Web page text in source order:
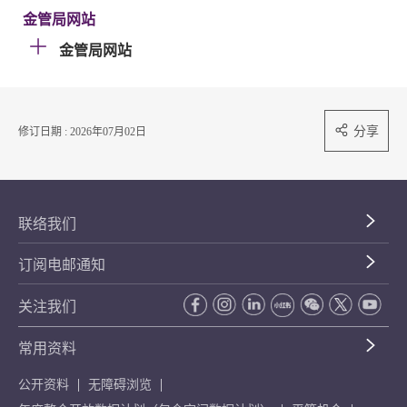
金管局网站
金管局网站
修订日期 : 2026年07月02日 分享
联络我们
订阅电邮通知
关注我们
常用资料
公开资料
无障碍浏览